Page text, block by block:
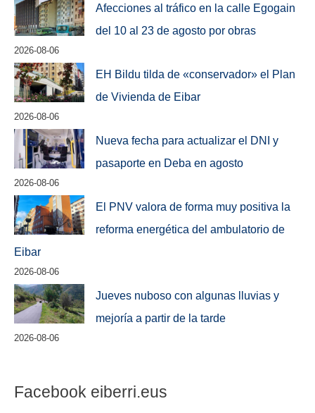
Afecciones al tráfico en la calle Egogain
del 10 al 23 de agosto por obras
2026-08-06
EH Bildu tilda de «conservador» el Plan
de Vivienda de Eibar
2026-08-06
Nueva fecha para actualizar el DNI y
pasaporte en Deba en agosto
2026-08-06
El PNV valora de forma muy positiva la
reforma energética del ambulatorio de
Eibar
2026-08-06
Jueves nuboso con algunas lluvias y
mejoría a partir de la tarde
2026-08-06
Facebook eiberri.eus